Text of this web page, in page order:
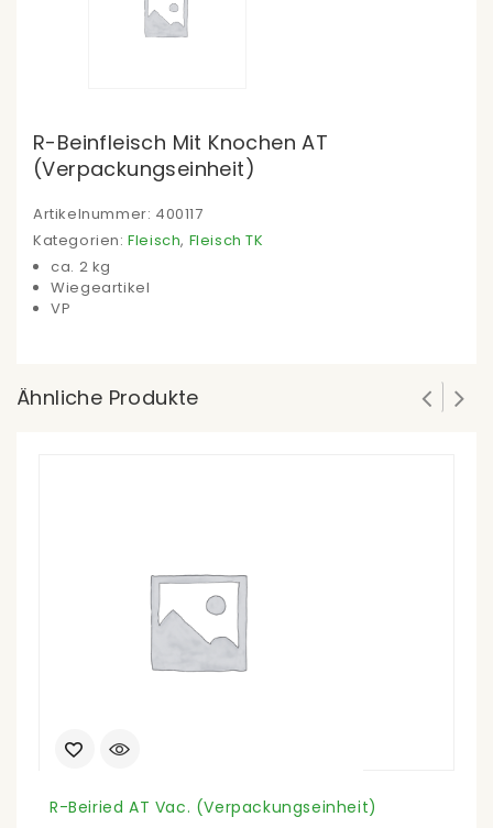
R-Beinfleisch Mit Knochen AT
(Verpackungseinheit)
Artikelnummer: 400117
Kategorien:Fleisch, Fleisch TK
ca. 2 kg
Wiegeartikel
VP
Ähnliche Produkte
R-Beiried AT Vac. (Verpackungseinheit)